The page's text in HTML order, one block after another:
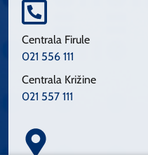
Centrala Firule
021 556 111
Centrala Križine
021 557 111